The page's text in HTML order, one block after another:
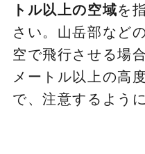
トル以上の空域を
さい。山岳部など
空で飛行させる場
メートル以上の高
で、注意するよう